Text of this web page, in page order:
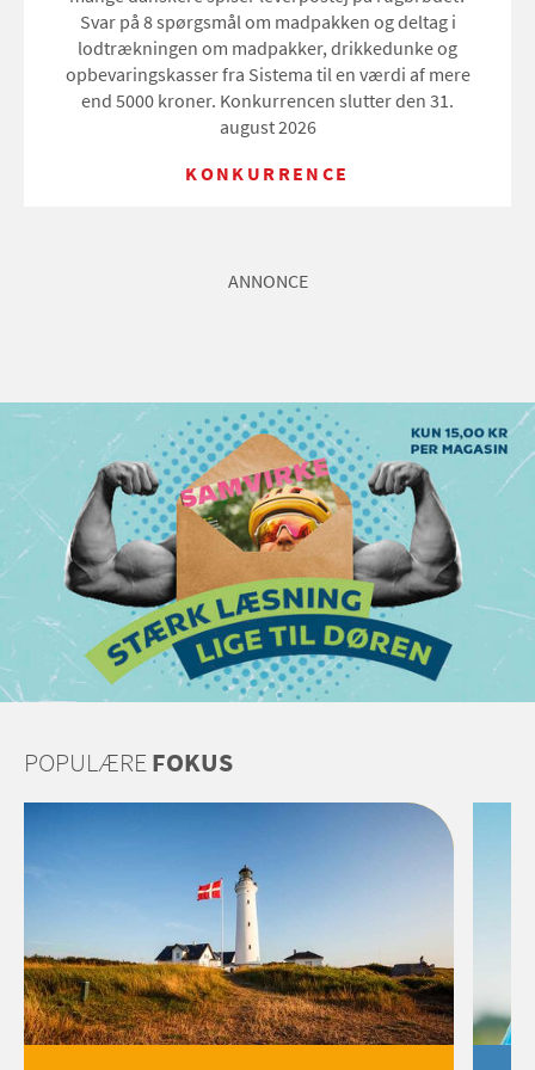
Svar på 8 spørgsmål om madpakken og deltag i
lodtrækningen om madpakker, drikkedunke og
opbevaringskasser fra Sistema til en værdi af mere
end 5000 kroner. Konkurrencen slutter den 31.
august 2026
KONKURRENCE
ANNONCE
POPULÆREFOKUS